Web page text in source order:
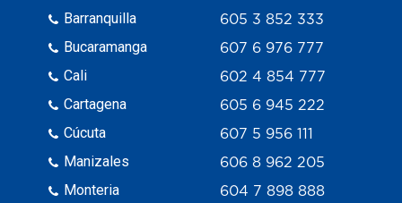
Barranquilla
Bucaramanga
Cali
Cartagena
Cúcuta
Manizales
Monteria
605 3 852 333
607 6 976 777
602 4 854 777
605 6 945 222
607 5 956 111
606 8 962 205
604 7 898 888